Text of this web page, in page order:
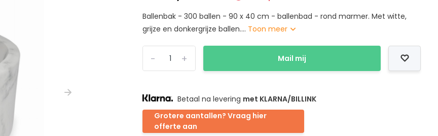
Ballenbak - 300 ballen - 90 x 40 cm - ballenbad - rond marmer. Met witte,
grijze en donkergrijze ballen.... Toon meer
+
- Mail mij
Betaal na levering met KLARNA/BILLINK
Grotere aantallen? Vraag hier
offerte aan